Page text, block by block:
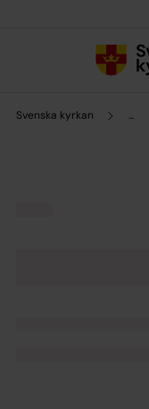
Svenska kyrkan ...